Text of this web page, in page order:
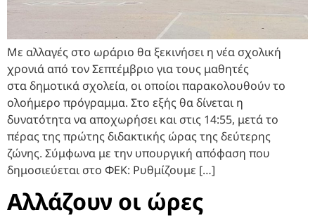
Με αλλαγές στο ωράριο θα ξεκινήσει η νέα σχολική
χρονιά από τον Σεπτέμβριο για τους μαθητές
στα δημοτικά σχολεία, οι οποίοι παρακολουθούν το
ολοήμερο πρόγραμμα. Στο εξής θα δίνεται η
δυνατότητα να αποχωρήσει και στις 14:55, μετά το
πέρας της πρώτης διδακτικής ώρας της δεύτερης
ζώνης. Σύμφωνα με την υπουργική απόφαση που
δημοσιεύεται στο ΦΕΚ: Ρυθμίζουμε […]
Αλλάζουν οι ώρες